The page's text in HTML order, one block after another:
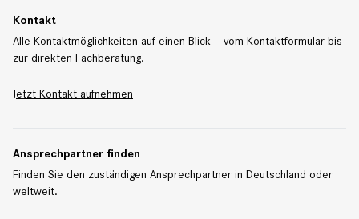
Kontakt
Alle Kontaktmöglichkeiten auf einen Blick – vom Kontaktformular bis
zur direkten Fachberatung.
Jetzt Kontakt aufnehmen
Ansprechpartner finden
Finden Sie den zuständigen Ansprechpartner in Deutschland oder
weltweit.